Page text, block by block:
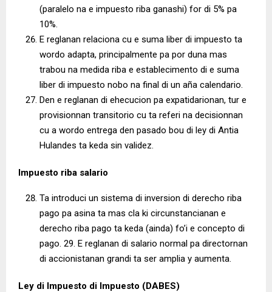
(paralelo na e impuesto riba ganashi) for di 5% pa
10%.
E reglanan relaciona cu e suma liber di impuesto ta
wordo adapta, principalmente pa por duna mas
trabou na medida riba e establecimento di e suma
liber di impuesto nobo na final di un aña calendario.
Den e reglanan di ehecucion pa expatidarionan, tur e
provisionnan transitorio cu ta referi na decisionnan
cu a wordo entrega den pasado bou di ley di Antia
Hulandes ta keda sin validez.
Impuesto riba salario
Ta introduci un sistema di inversion di derecho riba
pago pa asina ta mas cla ki circunstancianan e
derecho riba pago ta keda (ainda) fo’i e concepto di
pago. 29. E reglanan di salario normal pa directornan
di accionistanan grandi ta ser amplia y aumenta.
Ley di Impuesto di Impuesto (DABES)